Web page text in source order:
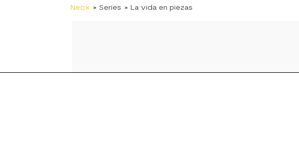
Neox » Series » La vida en piezas